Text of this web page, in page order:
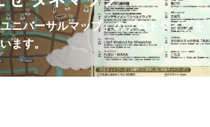
ニバーサルマップ」のプロトタイプを
ます。